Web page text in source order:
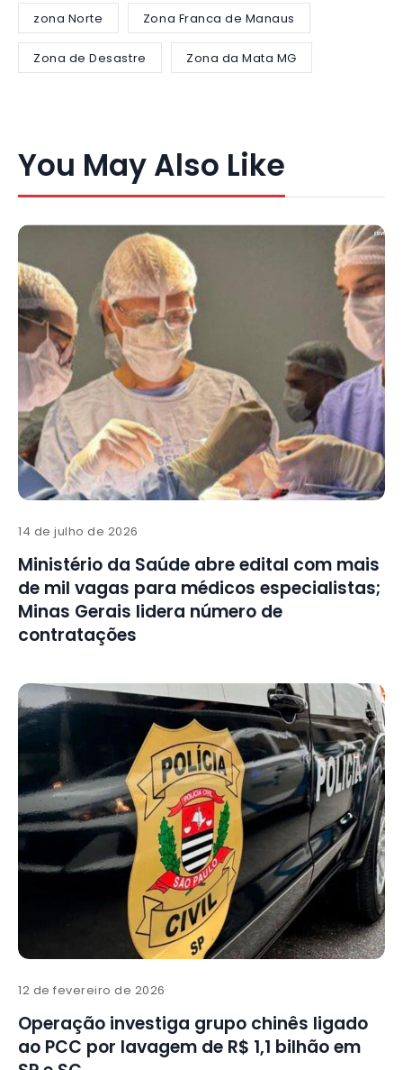
zona Norte Zona Franca de Manaus
Zona de Desastre Zona da Mata MG
You May Also Like
14 de julho de 2026
Ministério da Saúde abre edital com mais
de mil vagas para médicos especialistas;
Minas Gerais lidera número de
contratações
12 de fevereiro de 2026
Operação investiga grupo chinês ligado
ao PCC por lavagem de R$ 1,1 bilhão em